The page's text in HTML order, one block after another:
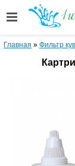
Главная » Фильтр